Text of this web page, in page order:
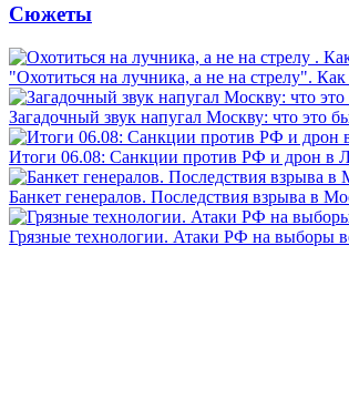
Сюжеты
"Охотиться на лучника, а не на стрелу".
Загадочный звук напугал Москву: что это
Итоги 06.08: Санкции против РФ и дрон в
Банкет генералов. Последствия взрыва в
Грязные технологии. Атаки РФ на выборы